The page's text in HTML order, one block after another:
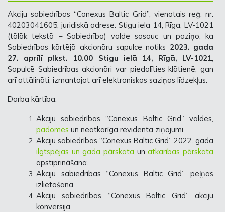
Akciju sabiedrības “Conexus Baltic Grid”, vienotais reģ. nr.
40203041605, juridiskā adrese: Stigu iela 14, Rīga, LV-1021
(tālāk tekstā – Sabiedrība) valde sasauc un paziņo, ka
Sabiedrības kārtējā akcionāru sapulce notiks 2023. gada
27. aprīlī plkst. 10.00 Stigu ielā 14, Rīgā, LV-1021,
Sapulcē Sabiedrības akcionāri var piedalīties klātienē, gan
arī attālināti, izmantojot arī elektroniskos saziņas līdzekļus.
Darba kārtība:
Akciju sabiedrības “Conexus Baltic Grid” valdes,
padomes un neatkarīga revidenta ziņojumi.
Akciju sabiedrības “Conexus Baltic Grid” 2022. gada
ilgtspējas un gada pārskata unatkarības pārskata
apstiprināšana.
Akciju sabiedrības “Conexus Baltic Grid” peļņas
izlietošana.
Akciju sabiedrības “Conexus Baltic Grid” akciju
konversija.